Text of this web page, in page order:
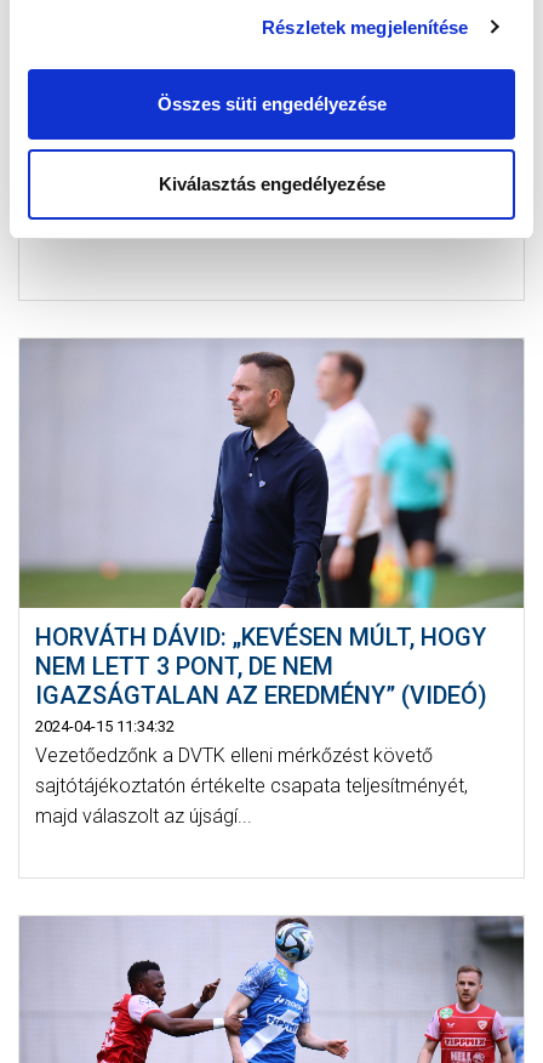
Részletek megjelenítése
Összes süti engedélyezése
Kiválasztás engedélyezése
DVTK ELLENI MÉRKŐZÉSRE
A Miskolci Rendőrkapitányság közleményben jelezte a
legfontosabb tudnivalókat.
HORVÁTH DÁVID: „KEVÉSEN MÚLT, HOGY
NEM LETT 3 PONT, DE NEM
IGAZSÁGTALAN AZ EREDMÉNY” (VIDEÓ)
2024-04-15 11:34:32
Vezetőedzőnk a DVTK elleni mérkőzést követő
sajtótájékoztatón értékelte csapata teljesítményét,
majd válaszolt az újságí...